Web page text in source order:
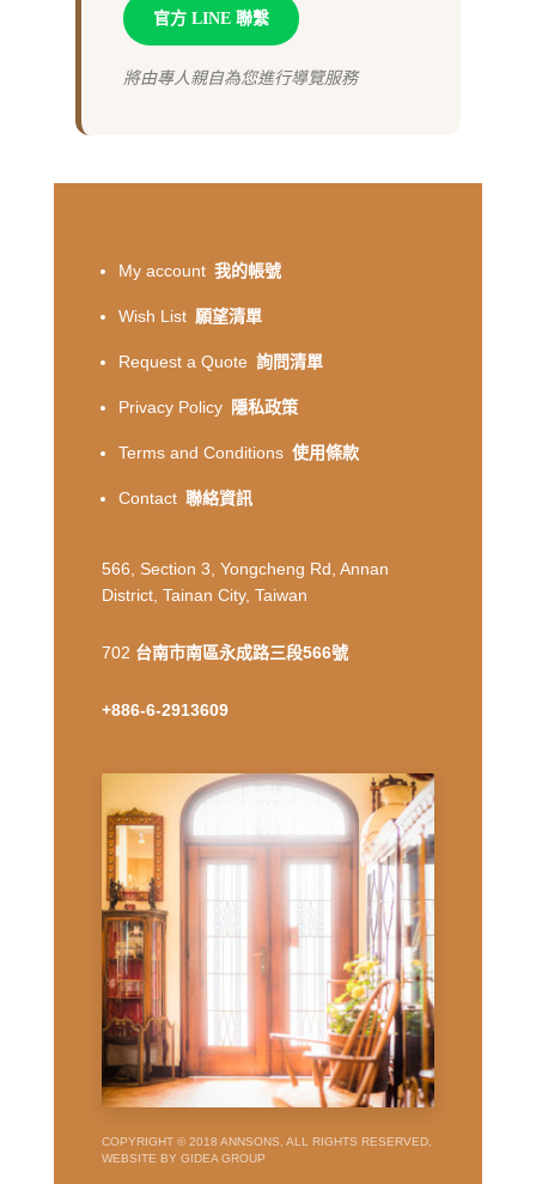
官方 LINE 聯繫
將由專人親自為您進行導覽服務
My account 我的帳號
Wish List 願望清單
Request a Quote 詢問清單
Privacy Policy 隱私政策
Terms and Conditions 使用條款
Contact 聯絡資訊
566, Section 3, Yongcheng Rd, Annan
District, Tainan City, Taiwan
702 台南市南區永成路三段566號
+886-6-2913609
COPYRIGHT © 2018 ANNSONS, ALL RIGHTS RESERVED,
WEBSITE BY GIDEA GROUP